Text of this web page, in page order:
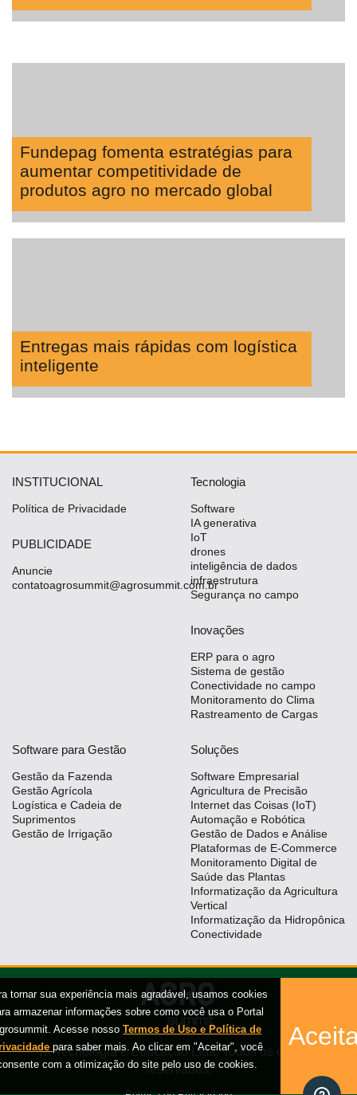
Fundepag fomenta estratégias para
aumentar competitividade de
produtos agro no mercado global
Entregas mais rápidas com logística
inteligente
tornar sua experiência mais agradável, usamos cookies
armazenar informações sobre como você usa o Portal
Acesse nossoTermos de Uso e Política de
para saber mais. Ao clicar em "Aceitar", você
com a otimização do site pelo uso de cookies.
INSTITUCIONAL
Política de Privacidade
PUBLICIDADE
Anuncie
contatoagrosummit@agrosummit.com.br
Tecnologia
Software
IA generativa
IoT
drones
inteligência de dados
infraestrutura
Segurança no campo
Inovações
ERP para o agro
Sistema de gestão
Conectividade no campo
Monitoramento do Clima
Rastreamento de Cargas
Software para Gestão
Gestão da Fazenda
Gestão Agrícola
Logística e Cadeia de
Suprimentos
Gestão de Irrigação
Soluções
Software Empresarial
Agricultura de Precisão
Internet das Coisas (IoT)
Automação e Robótica
Gestão de Dados e Análise
Plataformas de E-Commerce
Monitoramento Digital de
Saúde das Plantas
Informatização da Agricultura
Vertical
Informatização da Hidropônica
Conectividade
iX Tecnologia e Educação Ltda. Todos os direitos
reservados.